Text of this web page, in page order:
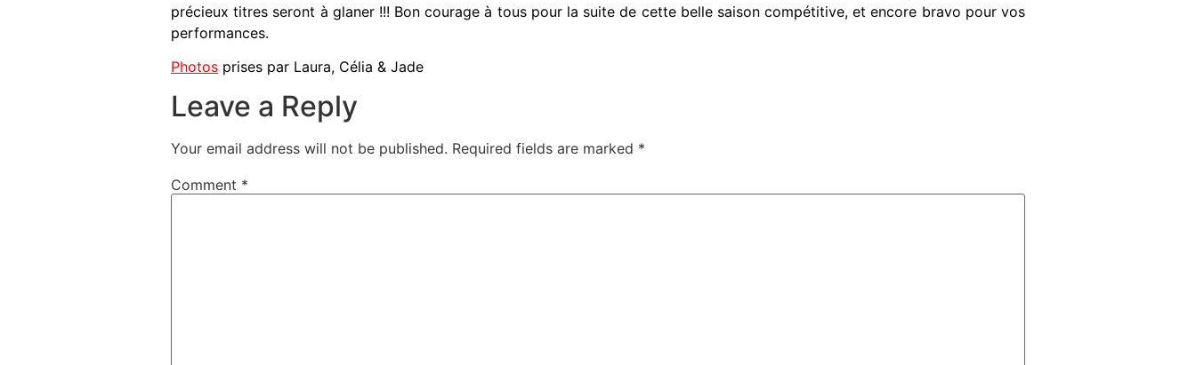
précieux titres seront à glaner !!! Bon courage à tous pour la suite de cette belle saison compétitive, et encore bravo pour vos
performances.
Photos prises par Laura, Célia & Jade
Leave a Reply
Your email address will not be published. Required fields are marked *
Comment *